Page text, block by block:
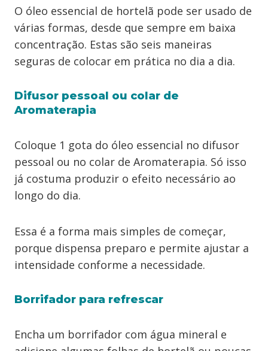
O óleo essencial de hortelã pode ser usado de
várias formas, desde que sempre em baixa
concentração. Estas são seis maneiras
seguras de colocar em prática no dia a dia.
Difusor pessoal ou colar de
Aromaterapia
Coloque 1 gota do óleo essencial no difusor
pessoal ou no colar de Aromaterapia. Só isso
já costuma produzir o efeito necessário ao
longo do dia.
Essa é a forma mais simples de começar,
porque dispensa preparo e permite ajustar a
intensidade conforme a necessidade.
Borrifador para refrescar
Encha um borrifador com água mineral e